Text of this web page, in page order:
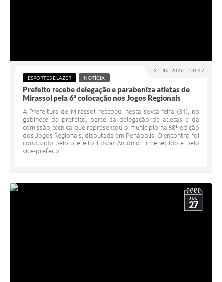
31 JUL 2026 - 13h47
ESPORTES E LAZER NOTÍCIA
Prefeito recebe delegação e parabeniza atletas de
Mirassol pela 6ª colocação nos Jogos Regionais
A Prefeitura de Mirassol recebeu, nesta sexta-feira (31), no
gabinete do prefeito, parte da delegação de atletas e da
comissão técnica que representou o município na 68ª edição
dos Jogos Regionais, disputada em Penápolis. O encontro foi
conduzido pelo prefeito Edson Antonio Ermenegildo e pelo
vice-prefeito...
JUL
27